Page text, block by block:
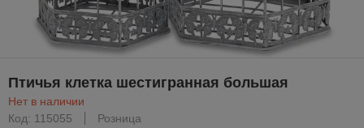
Птичья клетка шестигранная большая
Нет в наличии
Код: 115055
Розница